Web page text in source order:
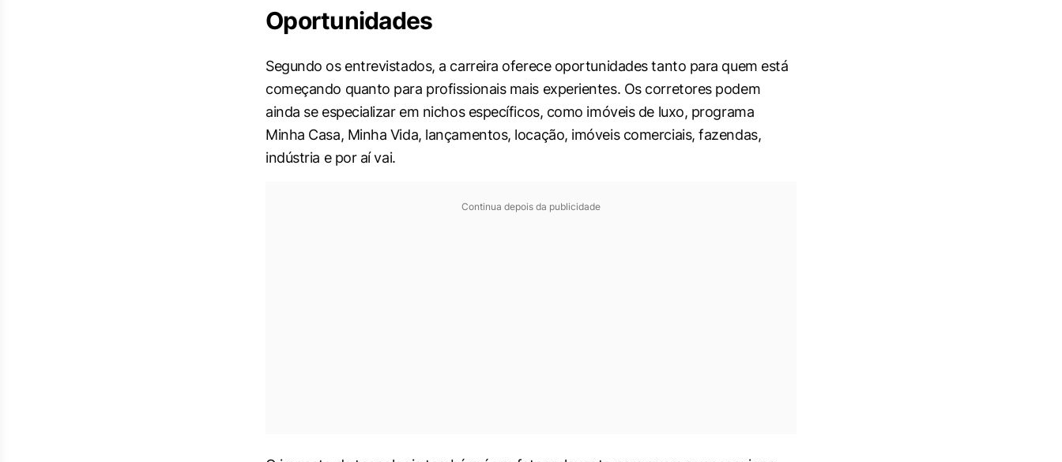
Oportunidades
Segundo os entrevistados, a carreira oferece oportunidades tanto para quem está
começando quanto para profissionais mais experientes. Os corretores podem
ainda se especializar em nichos específicos, como imóveis de luxo, programa
Minha Casa, Minha Vida, lançamentos, locação, imóveis comerciais, fazendas,
indústria e por aí vai.
Continua depois da publicidade